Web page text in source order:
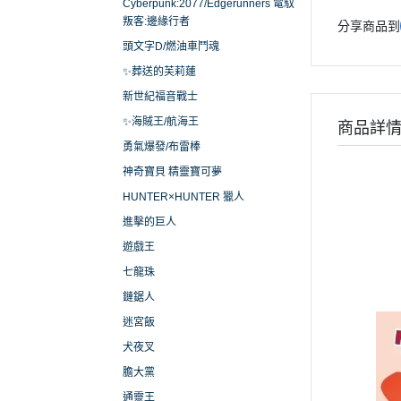
Cyberpunk:2077/Edgerunners 電馭
叛客:邊緣行者
頭文字D/燃油車鬥魂
✨葬送的芙莉蓮
新世紀福音戰士
✨海賊王/航海王
勇氣爆發/布雷棒
神奇寶貝 精靈寶可夢
HUNTER×HUNTER 獵人
進擊的巨人
遊戲王
七龍珠
鏈鋸人
迷宮飯
犬夜叉
膽大黨
通靈王
分享商品到
商品詳情